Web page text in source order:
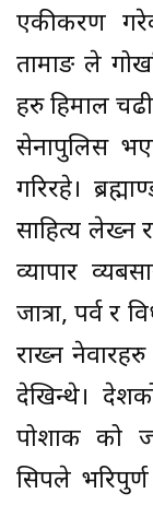
एकीकरण
तामाङ ले
हरु हिमाल चढी
सेनापुलिस
गरिरहे।
साहित्य लेख्न
व्यापार
जात्रा, पर्व र
राख्न नेवारहरु
देखिन्थे।
पोशाक को
सिपले